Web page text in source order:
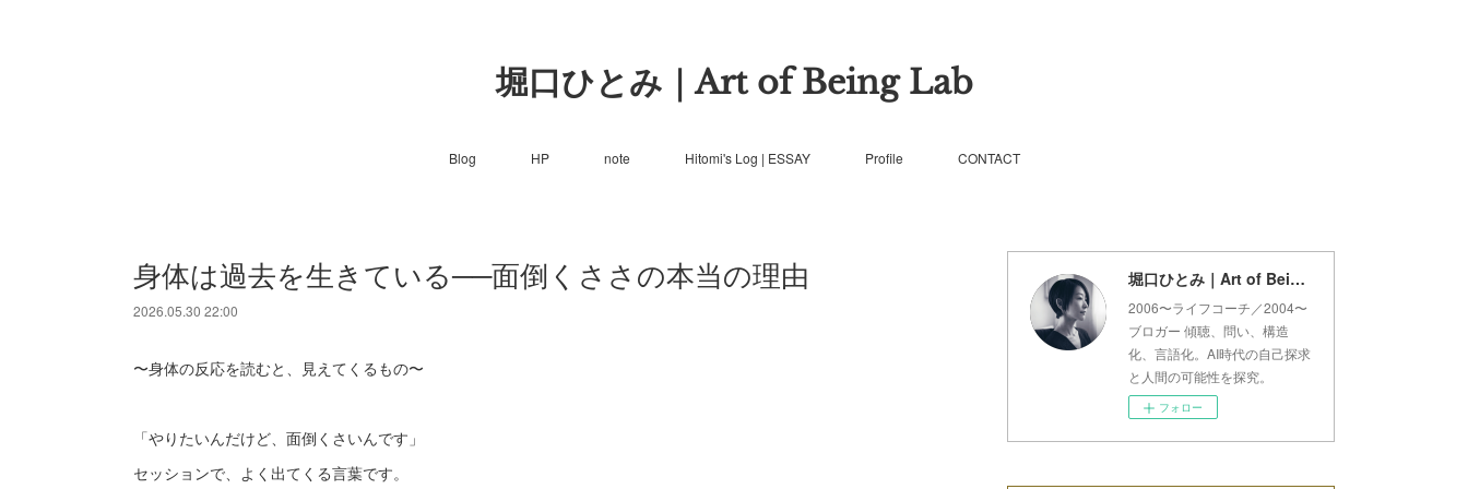
堀口ひとみ｜Art of Being Lab
Blog HP note Hitomi's Log | ESSAY Profile CONTACT
身体は過去を生きている──面倒くささの本当の理由
2026.05.30 22:00
〜身体の反応を読むと、見えてくるもの〜
「やりたいんだけど、面倒くさいんです」
セッションで、よく出てくる言葉です。
堀口ひとみ｜Art of Being Lab
2006〜ライフコーチ／2004〜
ブロガー 傾聴、問い、構造
化、言語化。AI時代の自己探求
と人間の可能性を探究。
フォロー